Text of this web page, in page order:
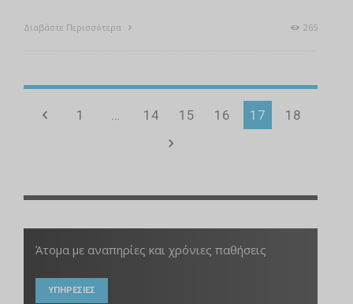
Διαβάστε Περισσότερα 265
1 … 14 15 16 17 18
Άτομα με αναπηρίες και χρόνιες παθήσεις
ΥΠΗΡΕΣΙΕΣ